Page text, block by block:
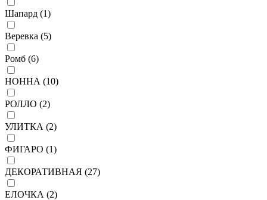
Шапард (1)
Веревка (5)
Ромб (6)
НОННА (10)
РОЛЛО (2)
УЛИТКА (2)
ФИГАРО (1)
ДЕКОРАТИВНАЯ (27)
ЕЛОЧКА (2)